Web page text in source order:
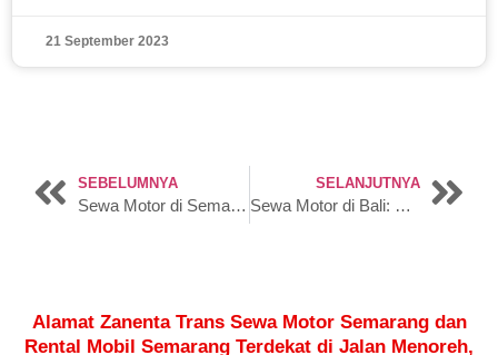
21 September 2023
SEBELUMNYA
Sewa Motor di Semarang: Sensasi Petualangan Nyaman
SELANJUTNYA
Sewa Motor di Bali: Kunci Menuju Petualangan yang Mengesankan
Alamat Zanenta Trans Sewa Motor Semarang dan
Rental Mobil Semarang Terdekat di Jalan Menoreh,